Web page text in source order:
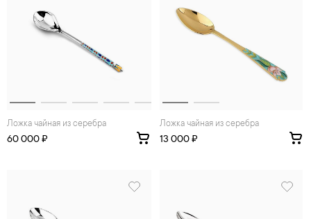
Ложка чайная из серебра
60 000 ₽
Ложка чайная из серебра
13 000 ₽